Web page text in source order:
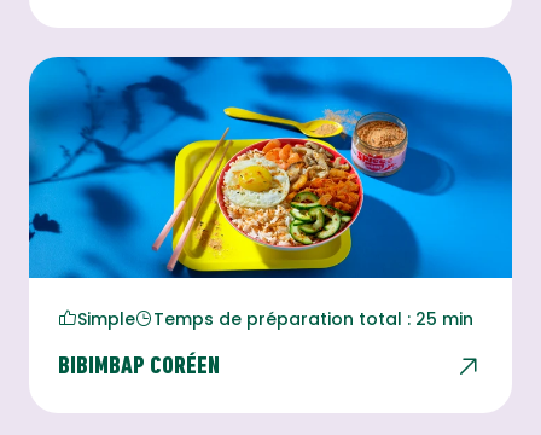
Simple
Temps de préparation total : 25 min
BIBIMBAP CORÉEN